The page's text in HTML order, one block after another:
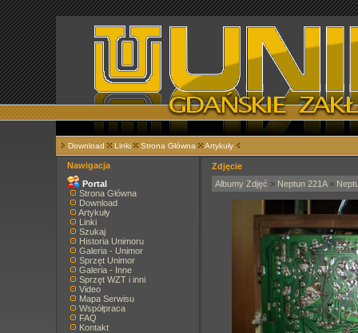
Download Linki Strona Główna Artykuły
Nawigacja
Portal
Strona Główna
Download
Artykuły
Linki
Szukaj
Historia Unimoru
Galeria - Unimor
Sprzęt Unimor
Galeria - Inne
Sprzęt WZT i inni
Video
Mapa Serwisu
Współpraca
FAQ
Kontakt
Zdjęcie
Albumy Zdjęć > Neptun 221A>